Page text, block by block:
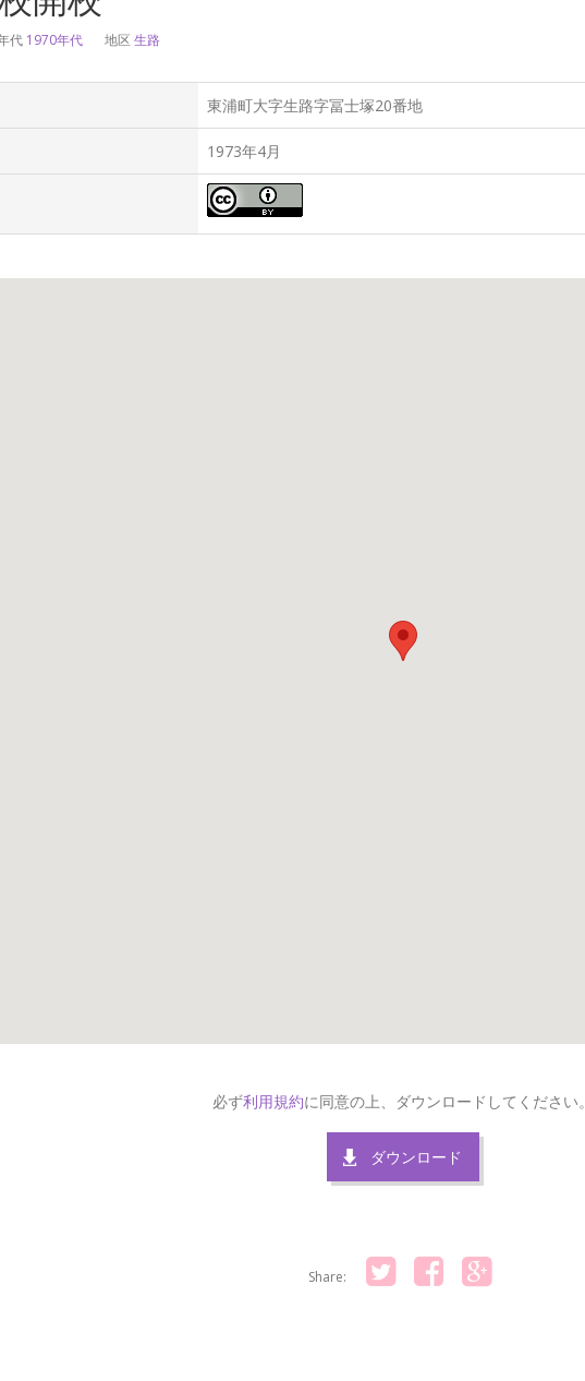
代 1970年代 地区 生路
東浦町大字生路字冨士塚20番地
1973年4月
必ず利用規約に同意の上、ダウンロードしてください。
ダウンロード
Share: